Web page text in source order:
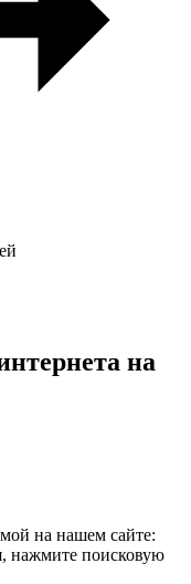
на
на нашем сайте:
нажмите поисковую